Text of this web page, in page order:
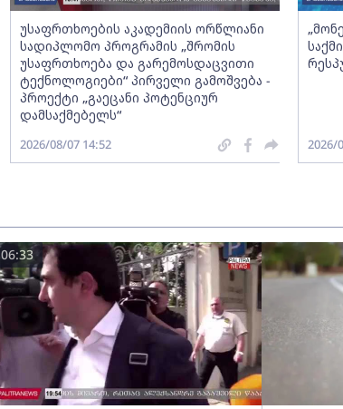
უსაფრთხოების აკადემიის ორწლიანი
სადიპლომო პროგრამის „შრომის
უსაფრთხოება და გარემოსდაცვითი
ტექნოლოგიები“ პირველი გამოშვება -
პროექტი „გაეცანი პოტენციურ
დამსაქმებელს“
2026/08/07 14:52 2026/
06:33